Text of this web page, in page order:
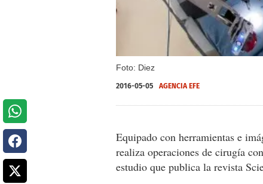
Foto: Diez
2016-05-05 AGENCIA EFE
Equipado con herramientas e
realiza operaciones de cirugía
estudio que publica la revista